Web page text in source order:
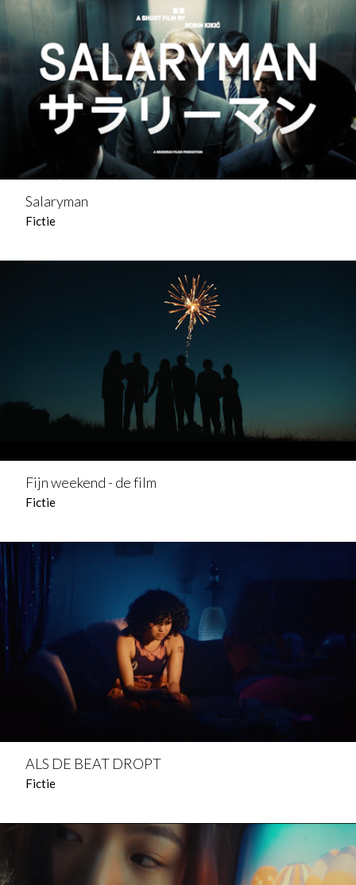
Salaryman
Fictie
Fijn weekend - de film
Fictie
ALS DE BEAT DROPT
Fictie